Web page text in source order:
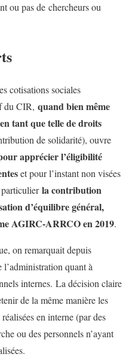
ou pas de chercheurs ou
cotisations sociales
du CIR, quand bien même
tant que telle de droits
de solidarité), ouvre
apprécier l’éligibilité
et pour l’instant non visées
la contribution
d’équilibre général,
AGIRC-ARRCO en 2019.
on remarquait depuis
l’administration quant à
internes. La décision claire
de la même manière les
en interne (par des
ou des personnels n’ayant